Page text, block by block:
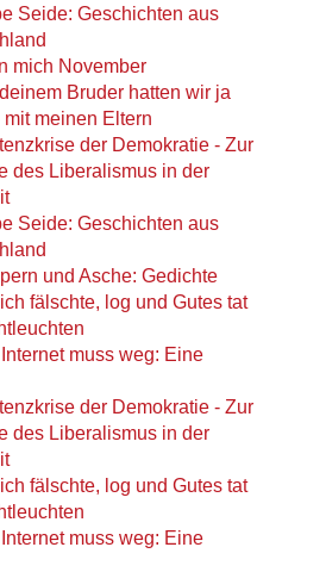
Seide: Geschichten aus
mich November
Bruder hatten wir ja
meinen Eltern
der Demokratie - Zur
des Liberalismus in der
Seide: Geschichten aus
und Asche: Gedichte
fälschte, log und Gutes tat
muss weg: Eine
der Demokratie - Zur
des Liberalismus in der
fälschte, log und Gutes tat
muss weg: Eine